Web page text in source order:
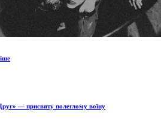
— присвяту полеглому воїну